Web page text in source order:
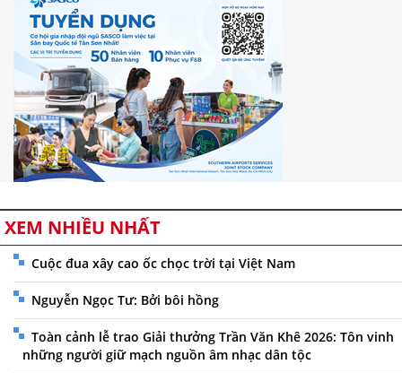
XEM NHIỀU NHẤT
Cuộc đua xây cao ốc chọc trời tại Việt Nam
Nguyễn Ngọc Tư: Bởi bôi hồng
Toàn cảnh lễ trao Giải thưởng Trần Văn Khê 2026: Tôn vinh
những người giữ mạch nguồn âm nhạc dân tộc